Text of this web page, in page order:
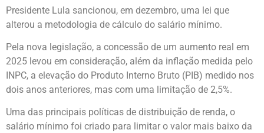
Presidente Lula sancionou, em dezembro, uma lei que
alterou a metodologia de cálculo do salário mínimo.
Pela nova legislação, a concessão de um aumento real em
2025 levou em consideração, além da inflação medida pelo
INPC, a elevação do Produto Interno Bruto (PIB) medido nos
dois anos anteriores, mas com uma limitação de 2,5%.
Uma das principais políticas de distribuição de renda, o
salário mínimo foi criado para limitar o valor mais baixo da